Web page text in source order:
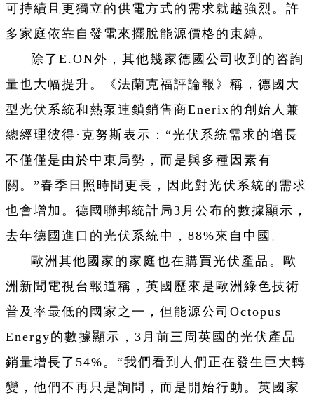
可持續且更獨立的供電方式的需求就越強烈。許
多家庭依靠自發電來擺脫能源價格的束縛。
除了E.ON外，其他幾家德國公司收到的咨詢
量也大幅提升。《法蘭克福評論報》稱，德國大
型光伏系統和熱泵連鎖銷售商Enerix的創始人兼
總經理彼得·克努斯表示：“光伏系統需求的增長
不僅僅是由於中東局勢，而是與多種因素有
關。”春季日照時間更長，因此對光伏系統的需求
也會增加。德國聯邦統計局3月公布的數據顯示，
去年德國進口的光伏系統中，88%來自中國。
歐洲其他國家的家庭也在購買光伏產品。歐
洲新聞電視台報道稱，英國歷來是歐洲綠色技術
普及率最低的國家之一，但能源公司Octopus
Energy的數據顯示，3月前三周英國的光伏產品
銷量增長了54%。“我們看到人們正在發生巨大轉
變，他們不再只是詢問，而是開始行動。英國家